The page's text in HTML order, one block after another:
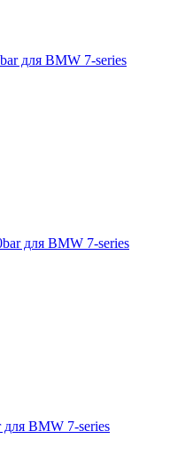
для BMW 7-series
для BMW 7-series
для BMW 7-series